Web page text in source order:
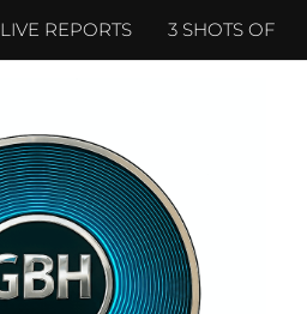
LIVE REPORTS 3 SHOTS OF